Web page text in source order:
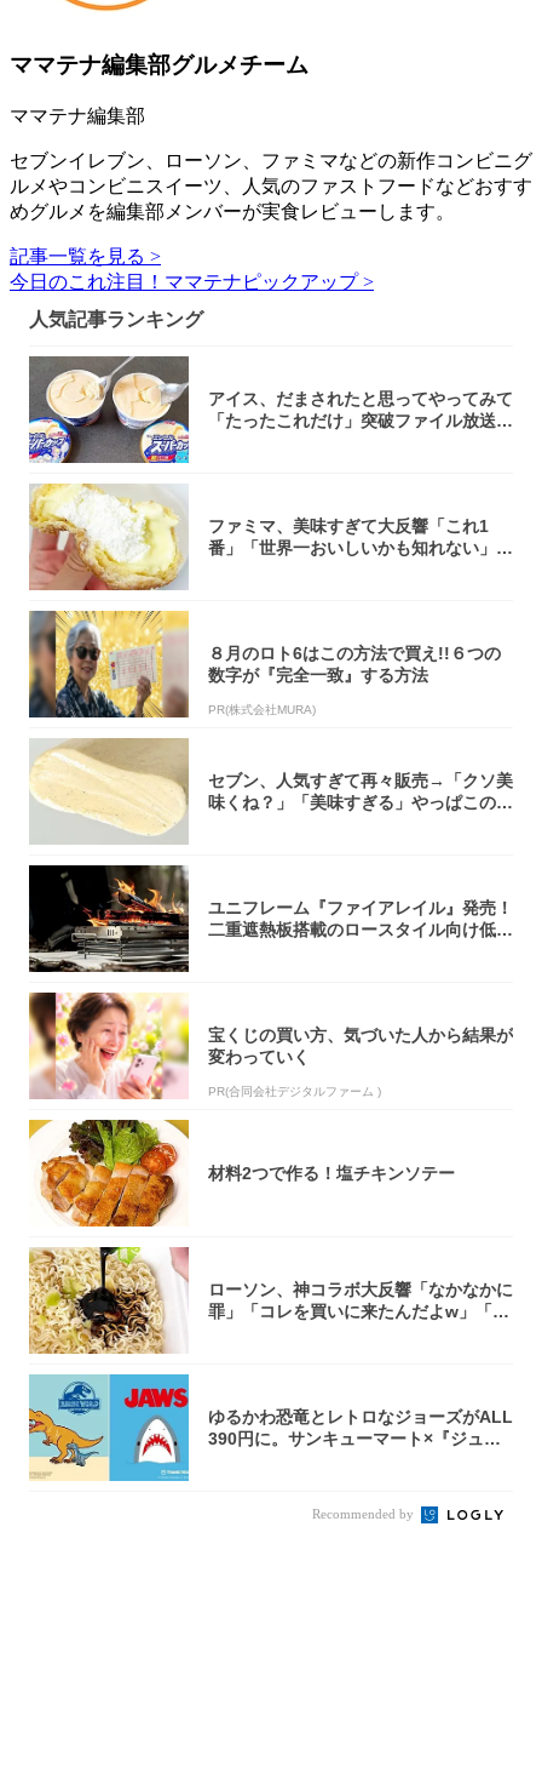
ママテナ編集部グルメチーム
ママテナ編集部
セブンイレブン、ローソン、ファミマなどの新作コンビニグ
ルメやコンビニスイーツ、人気のファストフードなどおすす
めグルメを編集部メンバーが実食レビューします。
記事一覧を見る >
今日のこれ注目！ママテナピックアップ >
人気記事ランキング
アイス、だまされたと思ってやってみて
「たったこれだけ」突破ファイル放送で
ファミマ、美味すぎて大反響「これ1
番」「世界一おいしいかも知れない」
８月のロト6はこの方法で買え!!６つの
数字が『完全一致』する方法
PR(株式会社MURA)
セブン、人気すぎて再々販売→「クソ美
味くね？」「美味すぎる」やっぱこのク
ユニフレーム『ファイアレイル』発売！
二重遮熱板搭載のロースタイル向け低型
宝くじの買い方、気づいた人から結果が
変わっていく
PR(合同会社デジタルファーム )
材料2つで作る！塩チキンソテー
ローソン、神コラボ大反響「なかなかに
罪」「コレを買いに来たんだよw」「３
ゆるかわ恐竜とレトロなジョーズがALL
390円に。サンキューマート×『ジュラ
Recommended by